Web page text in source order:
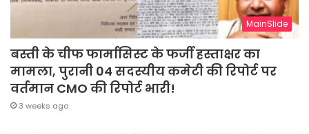
MainSlide
बस्ती के चीफ फार्मासिस्ट के फर्जी हस्ताक्षर का
मामला, पुरानी 04 सदस्यीय कमेटी की रिपोर्ट पर
वर्तमान CMO की रिपोर्ट भारी!
3 weeks ago